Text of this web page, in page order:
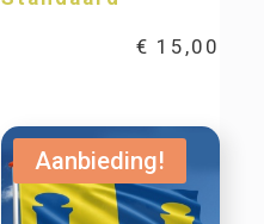
€ 15,00
Aanbieding!